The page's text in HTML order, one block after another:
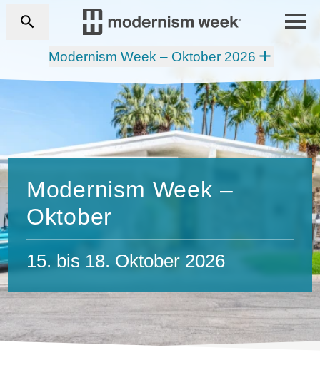
Modernism Week – Oktober 2026
Modernism Week –
Oktober
15. bis 18. Oktober 2026